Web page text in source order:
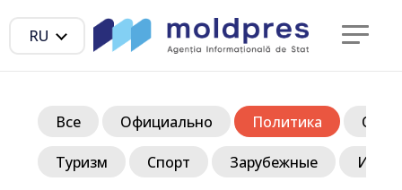
RU
Все Официально Политика
Туризм Спорт Зарубежные